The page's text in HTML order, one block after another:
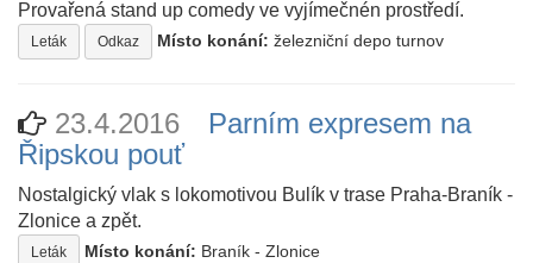
Provařená stand up comedy ve vyjímečnén prostředí.
Leták Odkaz Místo konání: železniční depo turnov
23.4.2016
Parním expresem na
Řipskou pouť
Nostalgický vlak s lokomotivou Bulík v trase Praha-Braník -
Zlonice a zpět.
Leták Místo konání: Braník - Zlonice